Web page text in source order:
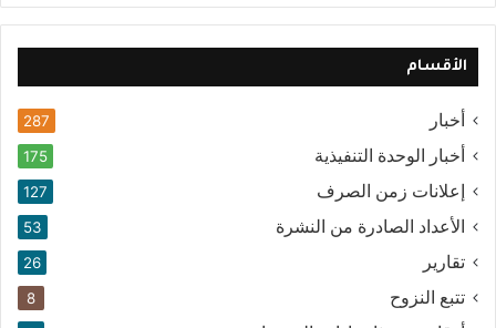
الأقسام
أخبار 287
أخبار الوحدة التنفيذية 175
إعلانات زمن الصرف 127
الأعداد الصادرة من النشرة 53
تقارير 26
تتبع النزوح 8